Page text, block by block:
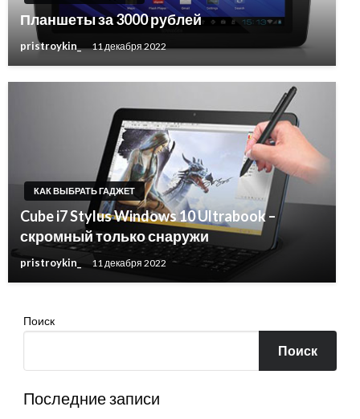
Планшеты за 3000 рублей
pristroykin_ 11 декабря 2022
КАК ВЫБРАТЬ ГАДЖЕТ
Cube i7 Stylus Windows 10 Ultrabook –
скромный только снаружи
pristroykin_ 11 декабря 2022
Поиск
Поиск
Последние записи